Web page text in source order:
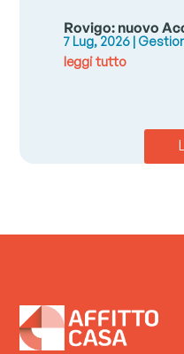
Rovigo: nuovo
7 Lug, 2026 |
leggi tutto